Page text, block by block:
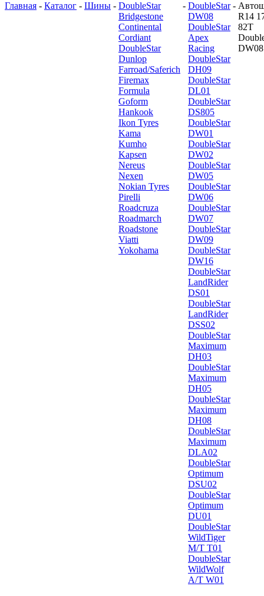
Главная - Каталог - Шины - DoubleStar
Bridgestone
Continental
Cordiant
DoubleStar
Dunlop
Farroad/Saferich
Firemax
Formula
Goform
Hankook
Ikon Tyres
Kama
Kumho
Kapsen
Nereus
Nexen
Nokian Tyres
Pirelli
Roadcruza
Roadmarch
Roadstone
Viatti
Yokohama
- DoubleStar
DW08
DoubleStar
Apex
Racing
DoubleStar
DH09
DoubleStar
DL01
DoubleStar
DS805
DoubleStar
DW01
DoubleStar
DW02
DoubleStar
DW05
DoubleStar
DW06
DoubleStar
DW07
DoubleStar
DW09
DoubleStar
DW16
DoubleStar
LandRider
DS01
DoubleStar
LandRider
DSS02
DoubleStar
Maximum
DH03
DoubleStar
Maximum
DH05
DoubleStar
Maximum
DH08
DoubleStar
Maximum
DLA02
DoubleStar
Optimum
DSU02
DoubleStar
Optimum
DU01
DoubleStar
WildTiger
M/T T01
DoubleStar
WildWolf
A/T W01
-
R14
82T
DW08